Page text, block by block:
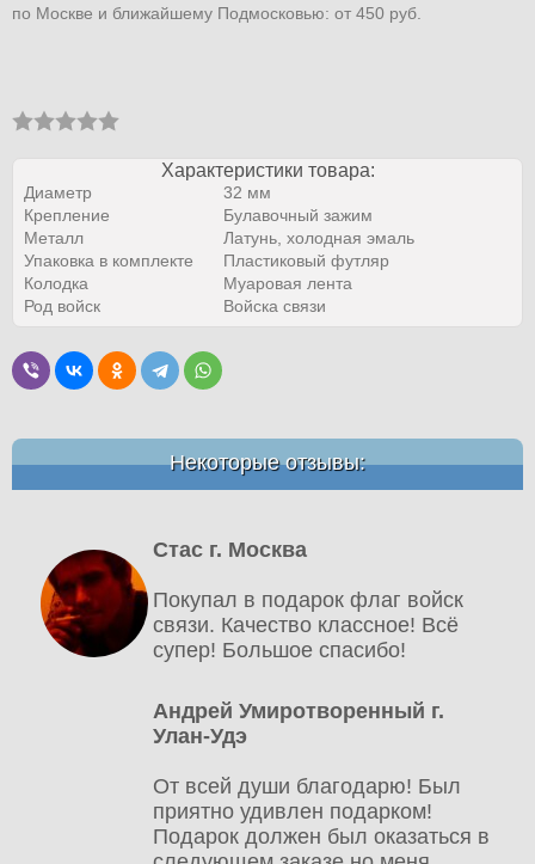
по Москве и ближайшему Подмосковью: от 450 руб.
Характеристики товара:
Диаметр
32 мм
Крепление
Булавочный зажим
Металл
Латунь, холодная эмаль
Упаковка в комплекте
Пластиковый футляр
Колодка
Муаровая лента
Род войск
Войска связи
Некоторые отзывы:
Стас г. Москва
Покупал в подарок флаг войск
связи. Качество классное! Всё
супер! Большое спасибо!
Андрей Умиротворенный г.
Улан-Удэ
От всей души благодарю! Был
приятно удивлен подарком!
Подарок должен был оказаться в